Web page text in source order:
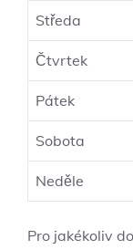
Středa
Čtvrtek
Pátek
Sobota
Neděle
Pro jakékoliv